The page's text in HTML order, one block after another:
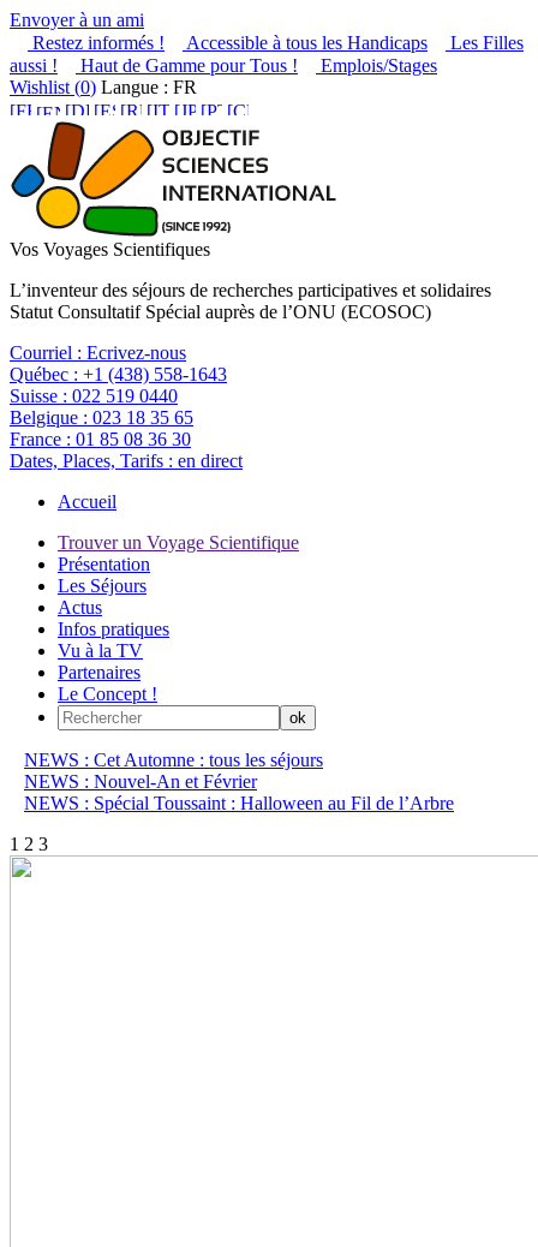
Envoyer à un ami
Restez informés !
Accessible à tous les Handicaps
Les Filles
aussi !
Haut de Gamme pour Tous !
Emplois/Stages
Wishlist (0) Langue : FR
Vos Voyages Scientifiques
L’inventeur des séjours de recherches participatives et solidaires
Statut Consultatif Spécial auprès de l’ONU (ECOSOC)
Courriel : Ecrivez-nous
Québec : +1 (438) 558-1643
Suisse : 022 519 0440
Belgique : 023 18 35 65
France : 01 85 08 36 30
Dates, Places, Tarifs : en direct
Accueil
Trouver un Voyage Scientifique
Présentation
Les Séjours
Actus
Infos pratiques
Vu à la TV
Partenaires
Le Concept !
NEWS : Cet Automne : tous les séjours
NEWS : Nouvel-An et Février
NEWS : Spécial Toussaint : Halloween au Fil de l’Arbre
1 2 3